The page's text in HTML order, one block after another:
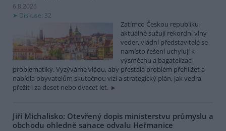
6.8.2026
Diskuse: 32
Zatímco Českou republiku
aktuálně sužují rekordní vlny
veder, vládní představitelé se
namísto řešení uchylují k
výsměchu a bagatelizaci
problematiky. Vyzýváme vládu, aby přestala problém přehlížet a
nabídla obyvatelům skutečnou vizi a strategický plán, jak vedra
přežít i za deset nebo dvacet let.
Jiří Michalisko: Otevřený dopis ministerstvu průmyslu a
obchodu ohledně sanace odvalu Heřmanice